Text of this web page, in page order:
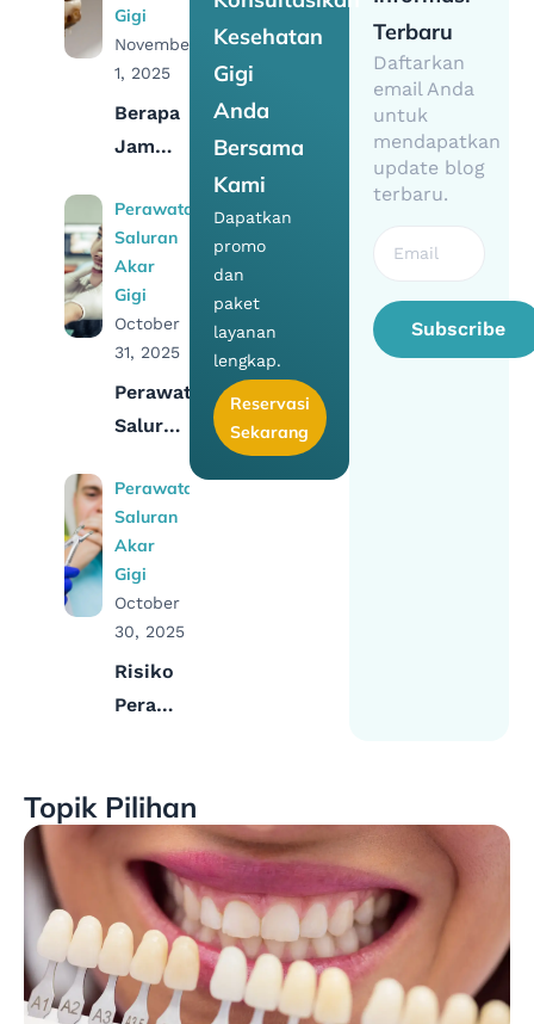
Gigi
November
1, 2025
Berapa
Jam
Makan
Setelah
Perawatan
Saluran
Akar
Perawatan
Saluran
Akar
Gigi
October
31, 2025
Perawatan
Saluran
Gigi
Berapa
Kali?
Cek
Panduan
Lengkap
Perawatan
Saluran
Akar
Gigi
October
30, 2025
Risiko
Perawatan
Fakta,
Dampak,
dan
Cara
Menghindarinya
Terbaru
Daftarkan
email Anda
untuk
mendapatkan
update blog
terbaru.
Subscribe
Kesehatan
Gigi
Anda
Bersama
Kami
Dapatkan
promo
dan
paket
layanan
lengkap.
Reservasi
Sekarang
Topik Pilihan